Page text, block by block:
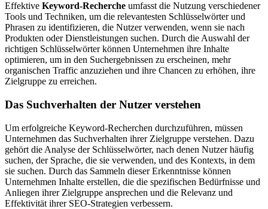
Effektive Keyword-Recherche umfasst die Nutzung verschiedener
Tools und Techniken, um die relevantesten Schlüsselwörter und
Phrasen zu identifizieren, die Nutzer verwenden, wenn sie nach
Produkten oder Dienstleistungen suchen. Durch die Auswahl der
richtigen Schlüsselwörter können Unternehmen ihre Inhalte
optimieren, um in den Suchergebnissen zu erscheinen, mehr
organischen Traffic anzuziehen und ihre Chancen zu erhöhen, ihre
Zielgruppe zu erreichen.
Das Suchverhalten der Nutzer verstehen
Um erfolgreiche Keyword-Recherchen durchzuführen, müssen
Unternehmen das Suchverhalten ihrer Zielgruppe verstehen. Dazu
gehört die Analyse der Schlüsselwörter, nach denen Nutzer häufig
suchen, der Sprache, die sie verwenden, und des Kontexts, in dem
sie suchen. Durch das Sammeln dieser Erkenntnisse können
Unternehmen Inhalte erstellen, die die spezifischen Bedürfnisse und
Anliegen ihrer Zielgruppe ansprechen und die Relevanz und
Effektivität ihrer SEO-Strategien verbessern.